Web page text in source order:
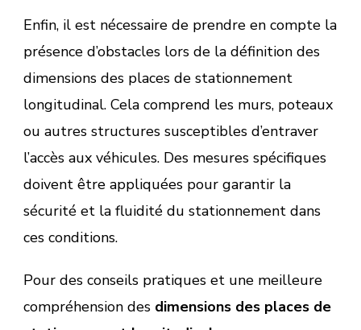
Enfin, il est nécessaire de prendre en compte la
présence d’obstacles lors de la définition des
dimensions des places de stationnement
longitudinal. Cela comprend les murs, poteaux
ou autres structures susceptibles d’entraver
l’accès aux véhicules. Des mesures spécifiques
doivent être appliquées pour garantir la
sécurité et la fluidité du stationnement dans
ces conditions.
Pour des conseils pratiques et une meilleure
compréhension des dimensions des places de